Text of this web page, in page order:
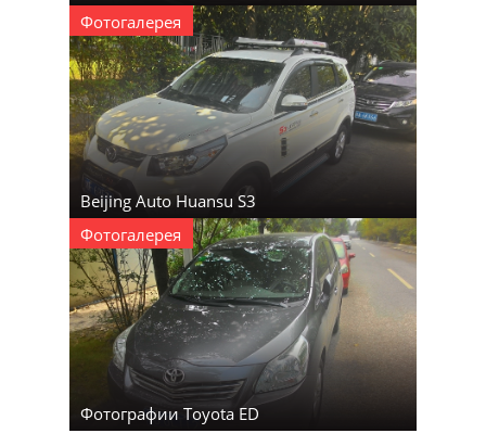
Фотогалерея
Beijing Auto Huansu S3
Фотогалерея
Фотографии Toyota ED